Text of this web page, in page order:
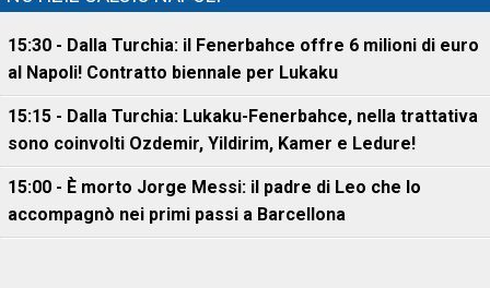
15:30 - Dalla Turchia: il Fenerbahce offre 6 milioni di euro
al Napoli! Contratto biennale per Lukaku
15:15 - Dalla Turchia: Lukaku-Fenerbahce, nella trattativa
sono coinvolti Ozdemir, Yildirim, Kamer e Ledure!
15:00 - È morto Jorge Messi: il padre di Leo che lo
accompagnò nei primi passi a Barcellona